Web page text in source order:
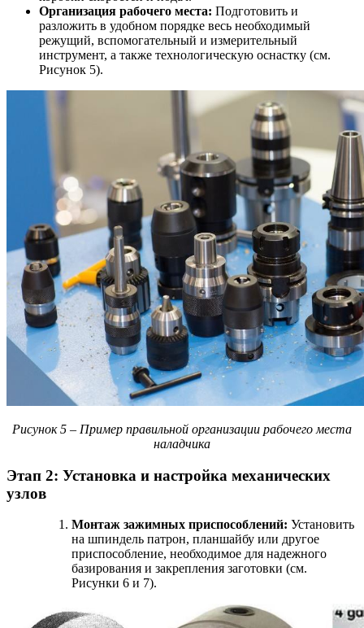
Организация рабочего места: Подготовить и
разложить в удобном порядке весь необходимый
режущий, вспомогательный и измерительный
инструмент, а также технологическую оснастку (см.
Рисунок 5).
Рисунок 5 – Пример правильной организации рабочего места
наладчика
Этап 2: Установка и настройка механических
узлов
Монтаж зажимных приспособлений: Установить
на шпиндель патрон, планшайбу или другое
приспособление, необходимое для надежного
базирования и закрепления заготовки (см.
Рисунки 6 и 7).